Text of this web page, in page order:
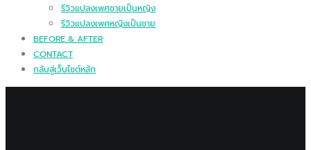
รีวิวแปลงเพศชายเป็นหญิง
รีวิวแปลงเพศหญิงเป็นชาย
BEFORE & AFTER
CONTACT
กลับสู่เว็บไซต์หลัก